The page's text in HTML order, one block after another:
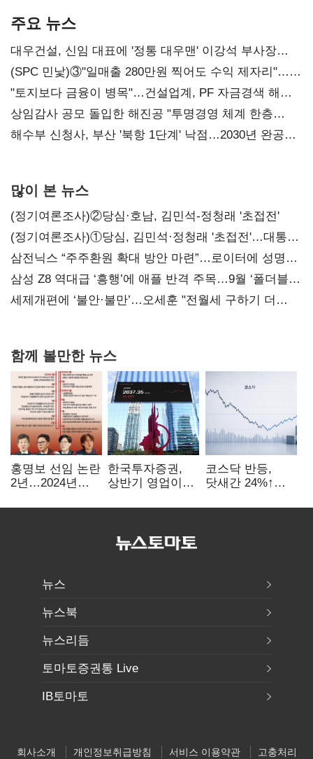
주요 뉴스
대우건설, 신임 대표에 '정통 대우맨' 이강석 부사장
내정
(SPC 민낯)③"일매출 280만원 찍어도 수익 제자리"…
점주 울리는 '상시 할인'
"토지보다 금융이 병목"…건설업계, PF 자금경색 해소
목소리
상임감사 공모 돌입한 해진공 "투명경영 체계 한층
강화"
해수부 신청사, 부산 '북항 1단계' 낙점…2030년 완공
많이 본 뉴스
(정기여론조사)②당심·호남, 김민석-정청래 '초접전'
(정기여론조사)①당심, 김민석·정청래 '초접전'…대통령
지지도 '50% 아래로'(종합)
삼전닉스 “주주환원 확대 방안 마련”…로이터에 성명
보내
삼성 Z8 역대급 ‘흥행’에 애플 반격 주목…9월 ‘폴더블
대전’
세제개편에 ‘불안·불만’…오세훈 "전월세 구하기 더
함께 볼만한 뉴스
홍명보 선임 논란
2년…2024년
압색까지
한국투자증권,
상반기 영업이익
전년비 89.1%↑
코스닥 반등,
닷새간 24%↑…
언제
뉴스
뉴스북
뉴스리듬
토마토증권통 Live
IB토마토
회사소개 개인정보취급방침 서비스 이용약관 고충처리